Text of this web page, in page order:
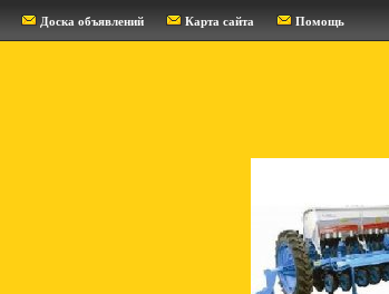
Доска объявлений Карта сайта Помощь